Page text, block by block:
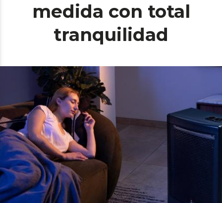
medida con total
tranquilidad